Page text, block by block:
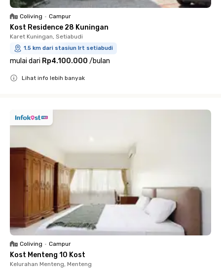
Coliving • Campur
Kost Residence 28 Kuningan
Karet Kuningan, Setiabudi
1.5 km dari stasiun lrt setiabudi
mulai dari Rp4.100.000 /bulan
Lihat info lebih banyak
Coliving • Campur
Kost Menteng 10 Kost
Kelurahan Menteng, Menteng